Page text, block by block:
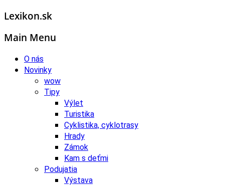
Lexikon.sk
Main Menu
O nás
Novinky
wow
Tipy
Výlet
Turistika
Cyklistika, cyklotrasy
Hrady
Zámok
Kam s deťmi
Podujatia
Výstava